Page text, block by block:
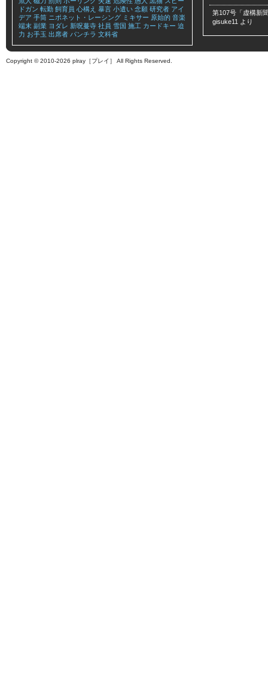
ドガン 転勤 飼育員 心構え 暴言 小遣い 念願 研究者 アイ
デア 手筒 ニポネット・レーシング ミキサー 原始的 音楽
端末 副業 ヨダレ 新呪蔓寺 社員 雪国 施工 カードキー 迫
力 お手玉 出席者 パンチラ 文科省
第107号「虚構新
gisuke11 より
Copyright © 2010-2026 plray［プレイ］ All Rights Reserved.